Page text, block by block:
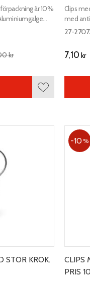
är 10%
tråd.
kr
Lägg till i
Clips
med
27-
7,10 kr
STOR KROK.
CLIPS
PRIS
10 %